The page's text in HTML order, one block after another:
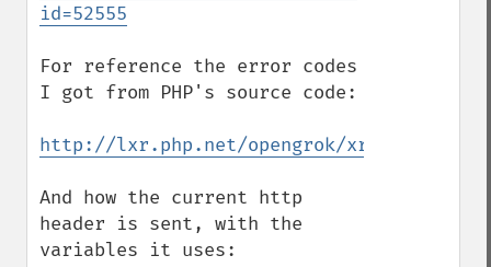
id=52555
For reference the error codes
I got from PHP's source code:
http://lxr.php.net/opengrok/xref/
And how the current http
header is sent, with the
variables it uses: